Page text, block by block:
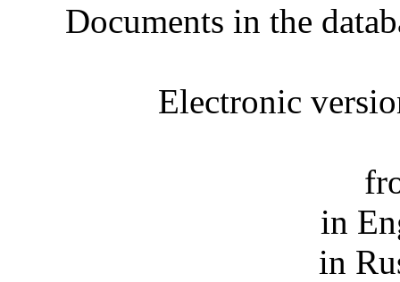
Documents in the
Electronic
in
in